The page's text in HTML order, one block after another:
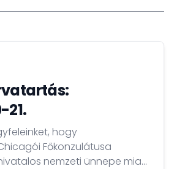
21.
hogy
Főkonzulátusa
nemzeti ünnepe miatt